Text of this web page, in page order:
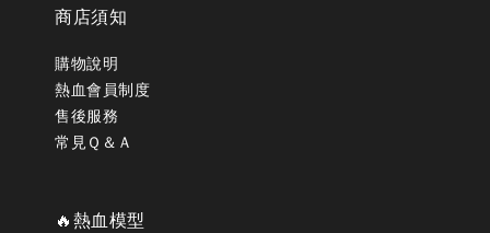
商店須知
購物說明
熱血會員制度
售後服務
常見Ｑ＆Ａ
🔥熱血模型